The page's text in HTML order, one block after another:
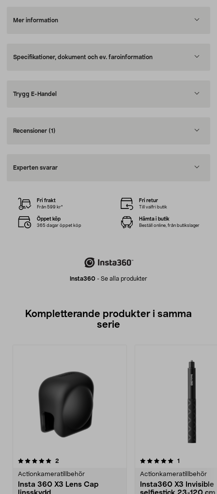
Mer information
Specifikationer, dokument och ev. faroinformation
Trygg E-Handel
Recensioner (1)
Experten svarar
Insta360 - Se alla produkter
Fri frakt
Från 599 kr*
Fri retur
Till valfri butik
Öppet köp
365 dagar öppet köp
Hämta i butik
Beställ online, från butikslager
Kompletterande produkter i samma
serie
2
Actionkameratillbehör
Insta 360 X3 Lens Cap
5.0av 5 stjärnor 1
Actionkameratillbehör
Insta360 X3 Invisible
4.5av 5 stjärnor